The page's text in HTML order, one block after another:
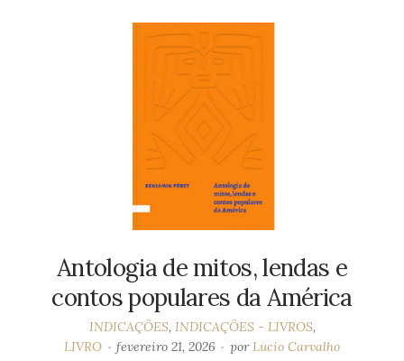
Antologia de mitos, lendas e
contos populares da América
INDICAÇÕES, INDICAÇÕES - LIVROS,
LIVRO
fevereiro 21, 2026 porLucio Carvalho